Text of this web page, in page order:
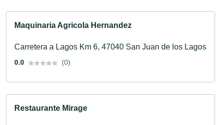
Maquinaria Agricola Hernandez
Carretera a Lagos Km 6, 47040 San Juan de los Lagos
0.0 (0)
Restaurante Mirage